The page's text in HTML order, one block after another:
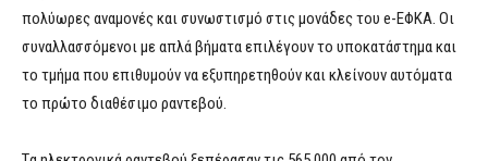
πολύωρες αναμονές και συνωστισμό στις μονάδες του e-ΕΦΚΑ. Οι
συναλλασσόμενοι με απλά βήματα επιλέγουν το υποκατάστημα και
το τμήμα που επιθυμούν να εξυπηρετηθούν και κλείνουν αυτόματα
το πρώτο διαθέσιμο ραντεβού.